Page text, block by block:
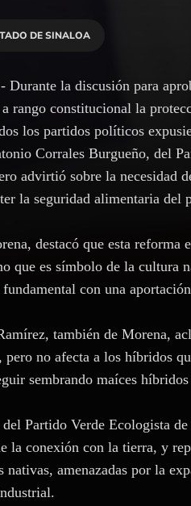
DE SINALOA
la discusión para
rango constitucional la
los partidos políticos
Corrales Burgueño, del
advirtió sobre la necesidad
la seguridad alimentaria del
destacó que esta reforma
que es símbolo de la cultura
con una
también de Morena,
no afecta a los híbridos
sembrando maíces
Partido Verde Ecologista
la conexión con la tierra, y
amenazadas por la